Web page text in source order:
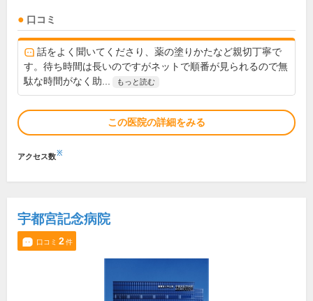
口コミ
話をよく聞いてくださり、薬の塗りかたなど親切丁寧で
す。待ち時間は長いのですがネットで順番が見られるので無
駄な時間がなく助...
もっと読む
この医院の詳細をみる
アクセス数※
宇都宮記念病院
口コミ 2件